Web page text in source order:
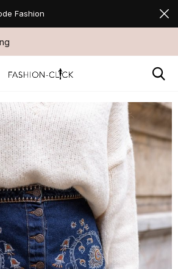
Fashion